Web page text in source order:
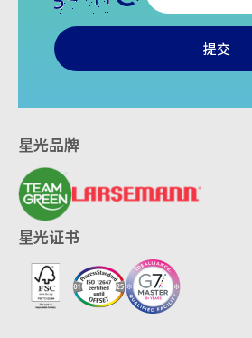
提交
星光品牌
星光证书